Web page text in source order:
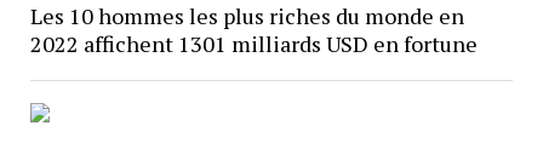
Les 10 hommes les plus riches du monde en
2022 affichent 1301 milliards USD en fortune